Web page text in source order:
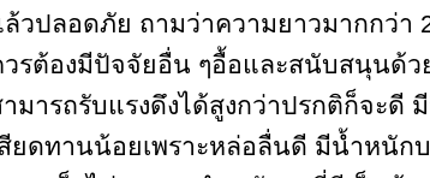
วปลอดภัย ถามว่าความยาวมากกว่า
รต้องมีปัจจัยอื่น ๆอื้อและสนับสนุนด้ว
มารถรับแรงดึงได้สูงกว่าปรกติก็จะดี
ยดทานน้อยเพราะหล่อลื่นดี มีน้ำหนัก